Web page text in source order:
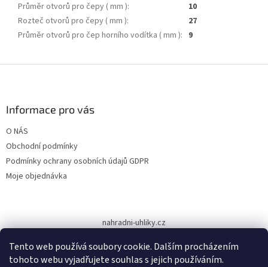
Tento web používá soubory cookie. Dalším procházením
tohoto webu vyjadřujete souhlas s jejich používáním.
Průměr otvorů pro čepy ( mm ):
10
Rozteč otvorů pro čepy ( mm ):
27
Průměr otvorů pro čep horního vodítka ( mm ): 9
Informace pro vás
O NÁS
Obchodní podmínky
Podmínky ochrany osobních údajů GDPR
Moje objednávka
nahradni-uhliky.cz